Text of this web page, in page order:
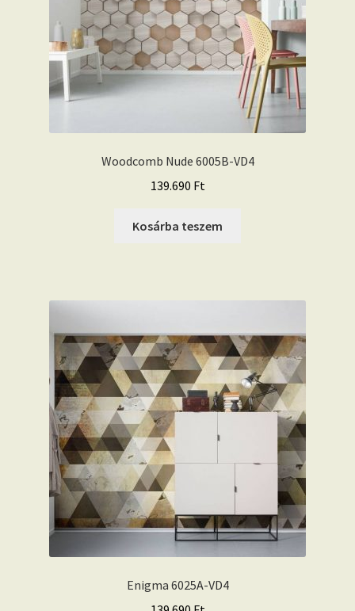
Woodcomb Nude 6005B-VD4
139.690 Ft
Kosárba teszem
Enigma 6025A-VD4